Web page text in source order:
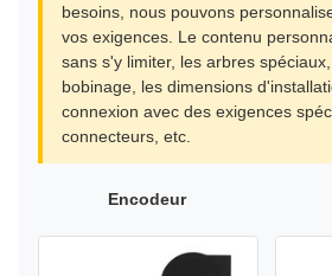
besoins, nous pouvons
vos exigences. Le contenu
sans s'y limiter, les arbres
bobinage, les dimensions
connexion avec des exigences
connecteurs, etc.
Encodeur